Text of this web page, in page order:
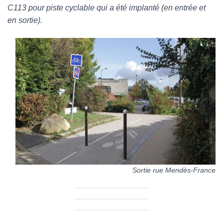
C113 pour piste cyclable qui a été implanté (en entrée et
en sortie).
Sortie rue Mendès-France